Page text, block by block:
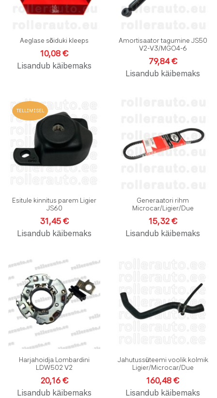
Aeglase sõiduki kleeps
10,08 €
Lisandub käibemaks
Amortisaator tagumine JS50
V2-V3/MGO4-6
79,84 €
Lisandub käibemaks
TELLIMISEL
Kiirvaade
Esitule kinnitus parem Ligier
JS60
31,45 €
Lisandub käibemaks
Generaatori rihm
Microcar/Ligier/Due
15,32 €
Lisandub käibemaks
Kiirvaade
Harjahoidja Lombardini
LDW502 V2
20,16 €
Lisandub käibemaks
Jahutussüteemi voolik kolmik
Ligier/Microcar/Due
160,48 €
Lisandub käibemaks